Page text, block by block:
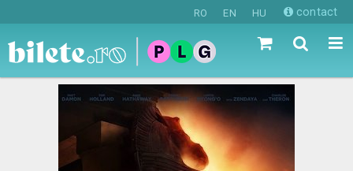
RO EN HU contact